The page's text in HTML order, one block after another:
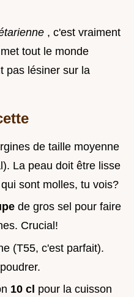
, c'est vraiment
tout le monde
pas lésiner sur la
de taille moyenne
La peau doit être lisse
sont molles, tu vois?
de gros sel pour faire
Crucial!
(T55, c'est parfait).
10 cl pour la cuisson